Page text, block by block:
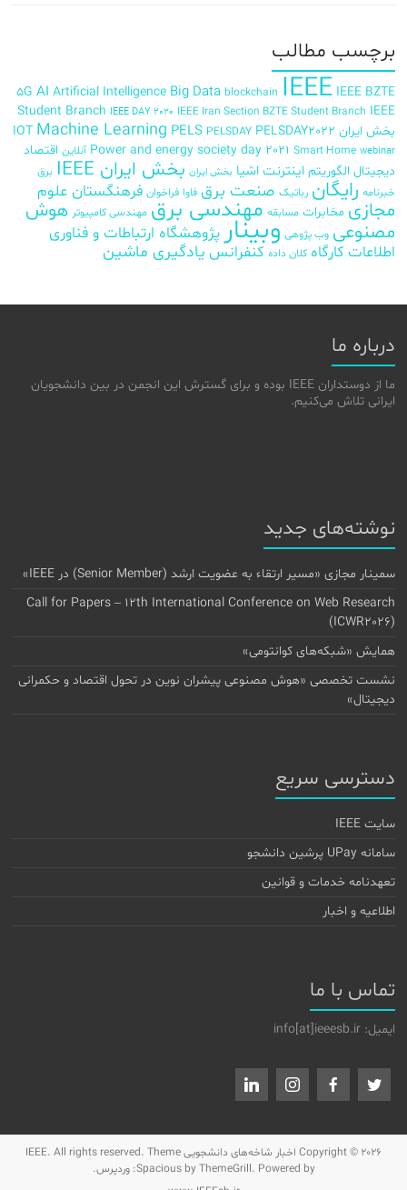
برچسب‌ مطالب
5G AI Artificial Intelligence Big Data blockchain IEEE IEEE BZTE
Student Branch IEEE DAY 2020 IEEE Iran Section BZTE Student Branch IEEE
بخش ایران
IOT Machine Learning PELS PELSDAY PELSDAY2022
Power and energy society day 2021 Smart Home webinar آنلاین اقتصاد
دیجیتال الگوریتم اینترنت اشیا بخش ایران بخش ایران IEEE
برق
خبرنامه رایگان رباتیک صنعت برق فاوا فراخوان فرهنگستان علوم
مجازی مخابرات مسابقه مهندسی برق مهندسی کامپیوتر هوش
مصنوعی وب پژوهی وبینارپژوهشگاه ارتباطات و فناوری
اطلاعات کارگاه کلان داده کنفرانس یادگیری ماشین
درباره ما
ما از دوستداران IEEE بوده و برای گسترش این انجمن در بین دانشجویان
ایرانی تلاش می‌کنیم.
نوشته‌های جدید
سمینار مجازی «مسیر ارتقاء به عضویت ارشد (Senior Member) در IEEE»
Call for Papers – 12th International Conference on Web Research
(ICWR2026)
همایش «شبکه‌های کوانتومی»
نشست تخصصی «هوش مصنوعی پیشران نوین در تحول اقتصاد و حکمرانی
دیجیتال»
دسترسی سریع
سایت IEEE
سامانه UPay پرشین دانشجو
تعهدنامه خدمات و قوانین
اطلاعیه و اخبار
تماس با ما
ایمیل: info[at]ieeesb.ir
Copyright © 2026 اخبار شاخه‌های دانشجویی IEEE. All rights reserved. Theme
Spaciousby ThemeGrill. Powered by: وردپرس.